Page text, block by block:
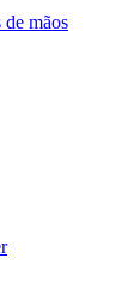
mãos